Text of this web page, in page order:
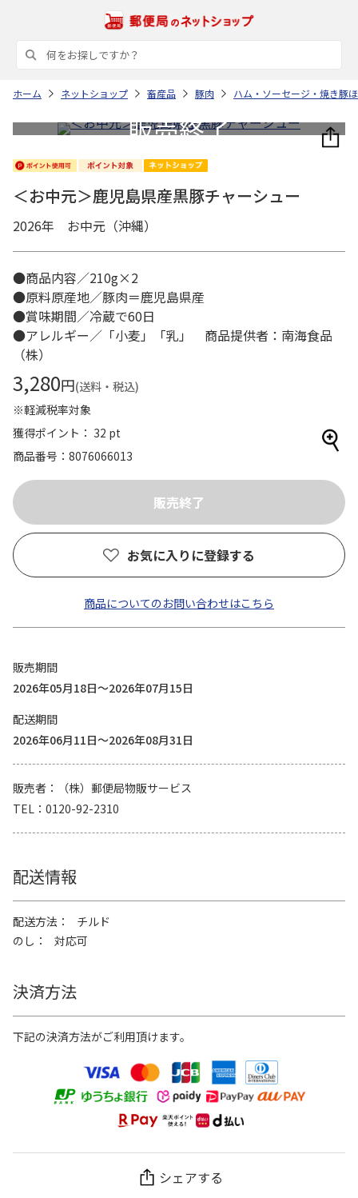
ホーム ネットショップ 畜産品 豚肉 ハム・ソーセージ・焼き豚
＜お中元＞鹿児島県産黒豚チャーシュー
2026年 お中元（沖縄）
●商品内容／210g×2
●原料原産地／豚肉＝鹿児島県産
●賞味期間／冷蔵で60日
●アレルギー／「小麦」「乳」 商品提供者：南海食品
（株）
3,280円(送料・税込)
※軽減税率対象
獲得ポイント： 32 pt
商品番号
8076066013
お気に入りに登録する
商品についてのお問い合わせはこちら
販売期間
2026年05月18日～2026年07月15日
配送期間
2026年06月11日～2026年08月31日
販売者
（株）郵便局物販サービス
TEL
0120-92-2310
配送情報
配送方法
チルド
のし
対応可
決済方法
下記の決済方法がご利用頂けます。
シェアする